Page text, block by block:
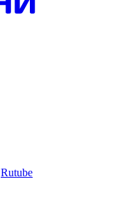
Rutube